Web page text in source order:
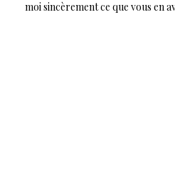
moi sincèrement ce que vous en